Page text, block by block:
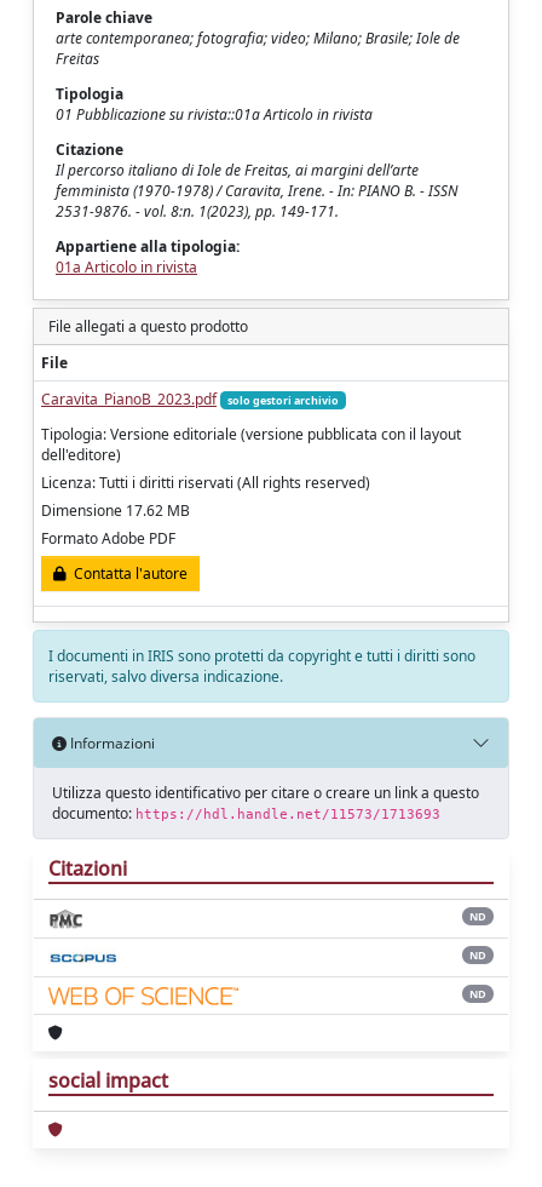
Parole chiave
arte contemporanea; fotografia; video; Milano; Brasile; Iole de
Freitas
Tipologia
01 Pubblicazione su rivista::01a Articolo in rivista
Citazione
Il percorso italiano di Iole de Freitas, ai margini dell’arte
femminista (1970-1978) / Caravita, Irene. - In: PIANO B. - ISSN
2531-9876. - vol. 8:n. 1(2023), pp. 149-171.
Appartiene alla tipologia:
01a Articolo in rivista
File allegati a questo prodotto
File
Caravita_PianoB_2023.pdf
solo gestori archivio
Tipologia: Versione editoriale (versione pubblicata con il layout
dell'editore)
Licenza: Tutti i diritti riservati (All rights reserved)
Dimensione 17.62 MB
Formato Adobe PDF
Contatta l'autore
I documenti in IRIS sono protetti da copyright e tutti i diritti sono
riservati, salvo diversa indicazione.
Informazioni
Utilizza questo identificativo per citare o creare un link a questo
documento: https://hdl.handle.net/11573/1713693
Citazioni
ND
ND
ND
social impact